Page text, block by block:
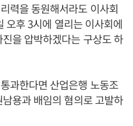
력을 동원해서라도 이사회
오후 3시에 열리는 이사회에
을 압박하겠다는 구상도 하
과한다면 산업은행 노동조
용과 배임의 혐의로 고발하